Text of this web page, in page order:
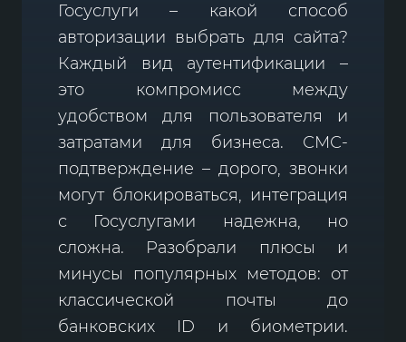
Госуслуги – какой способ
авторизации выбрать для сайта?
Каждый вид аутентификации –
это компромисс между
удобством для пользователя и
затратами для бизнеса. СМС-
подтверждение – дорого, звонки
могут блокироваться, интеграция
с Госуслугами надежна, но
сложна. Разобрали плюсы и
минусы популярных методов: от
классической почты до
банковских ID и биометрии.